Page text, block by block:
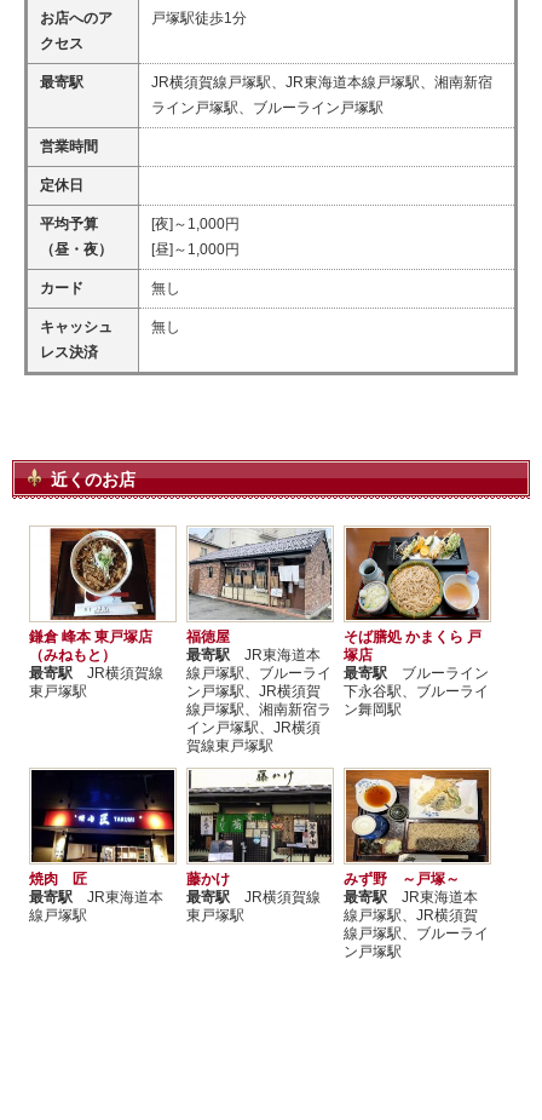
お店へのア
クセス
戸塚駅徒歩1分
最寄駅
JR横須賀線戸塚駅、JR東海道本線戸塚駅、湘南新宿
ライン戸塚駅、ブルーライン戸塚駅
営業時間
定休日
平均予算
（昼・夜）
[夜]～1,000円
[昼]～1,000円
カード 無し
キャッシュ
レス決済
無し
近くのお店
鎌倉 峰本 東戸塚店
（みねもと）
最寄駅 JR横須賀線
東戸塚駅
福徳屋
最寄駅 JR東海道本
線戸塚駅、ブルーライ
ン戸塚駅、JR横須賀
線戸塚駅、湘南新宿ラ
イン戸塚駅、JR横須
賀線東戸塚駅
そば膳処 かまくら 戸
塚店
最寄駅 ブルーライン
下永谷駅、ブルーライ
ン舞岡駅
焼肉 匠
最寄駅 JR東海道本
線戸塚駅
藤かけ
最寄駅 JR横須賀線
東戸塚駅
みず野 ～戸塚～
最寄駅 JR東海道本
線戸塚駅、JR横須賀
線戸塚駅、ブルーライ
ン戸塚駅